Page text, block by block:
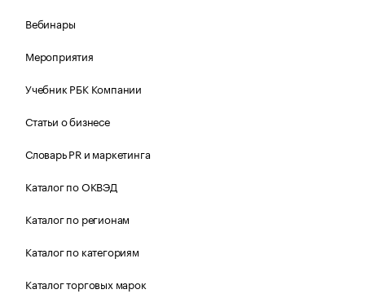
Вебинары
Мероприятия
Учебник РБК Компании
Статьи о бизнесе
Словарь PR и маркетинга
Каталог по ОКВЭД
Каталог по регионам
Каталог по категориям
Каталог торговых марок